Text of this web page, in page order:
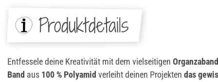
Produktdetails
Entfessele deine Kreativität mit dem vielseitigen Organzaband
Band aus 100 % Polyamid verleiht deinen Projekten das